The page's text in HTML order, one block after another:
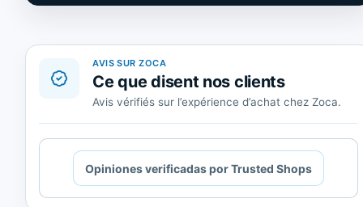
Trusted
AVIS SUR ZOCA
Ce que disent nos clients
Avis vérifiés sur l’expérience d’achat chez Zoca.
Cargando
contenido
de
Opiniones verificadas por Trusted Shops